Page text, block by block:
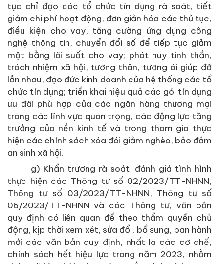
tục chỉ đạo các tổ chức tín dụng rà soát, tiết
giảm chi phí hoạt động, đơn giản hóa các thủ tục,
điều kiện cho vay, tăng cường ứng dụng công
nghệ thông tin, chuyển đổi số để tiếp tục giảm
mặt bằng lãi suất cho vay; phát huy tinh thần,
trách nhiệm xã hội, tương thân, tương ái giúp đỡ
lẫn nhau, đạo đức kinh doanh của hệ thống các tổ
chức tín dụng; triển khai hiệu quả các gói tín dụng
ưu đãi phù hợp của các ngân hàng thương mại
trong các lĩnh vực quan trọng, các động lực tăng
trưởng của nền kinh tế và trong tham gia thực
hiện các chính sách xóa đói giảm nghèo, bảo đảm
an sinh xã hội.
g) Khẩn trương rà soát, đánh giá tình hình
thực hiện các Thông tư số 02/2023/TT-NHNN,
Thông tư số 03/2023/TT-NHNN, Thông tư số
06/2023/TT-NHNN và các Thông tư, văn bản
quy định có liên quan để theo thẩm quyền chủ
động, kịp thời xem xét, sửa đổi, bổ sung, ban hành
mới các văn bản quy định, nhất là các cơ chế,
chính sách hết hiệu lực trong năm 2023, nhằm